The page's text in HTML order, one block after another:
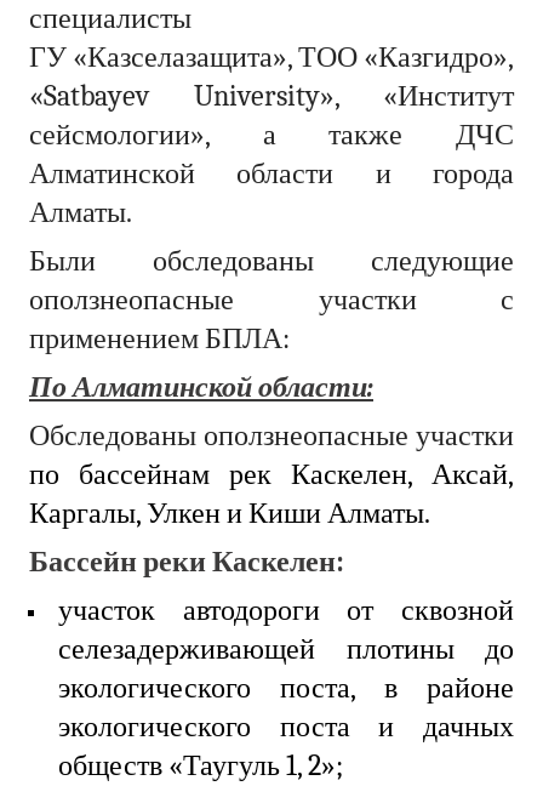
специалисты
ГУ «Казселазащита», ТОО «Казгидро»,
«Satbayev University», «Институт
сейсмологии», а также ДЧС
Алматинской области и города
Алматы.
Были обследованы следующие
оползнеопасные участки с
применением БПЛА:
По Алматинской области:
Обследованы оползнеопасные участки
по бассейнам рек Каскелен, Аксай,
Каргалы, Улкен и Киши Алматы.
Бассейн реки Каскелен:
участок автодороги от сквозной
селезадерживающей плотины до
экологического поста, в районе
экологического поста и дачных
обществ «Таугуль 1, 2»;